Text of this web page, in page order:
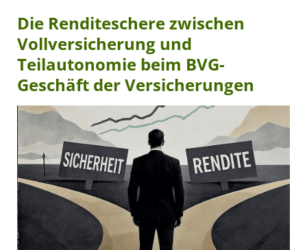
Die Renditeschere zwischen
Vollversicherung und
Teilautonomie beim BVG-
Geschäft der Versicherungen